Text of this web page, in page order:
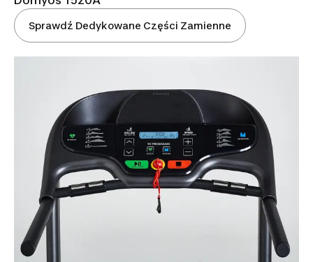
Sprawdź Dedykowane Części Zamienne